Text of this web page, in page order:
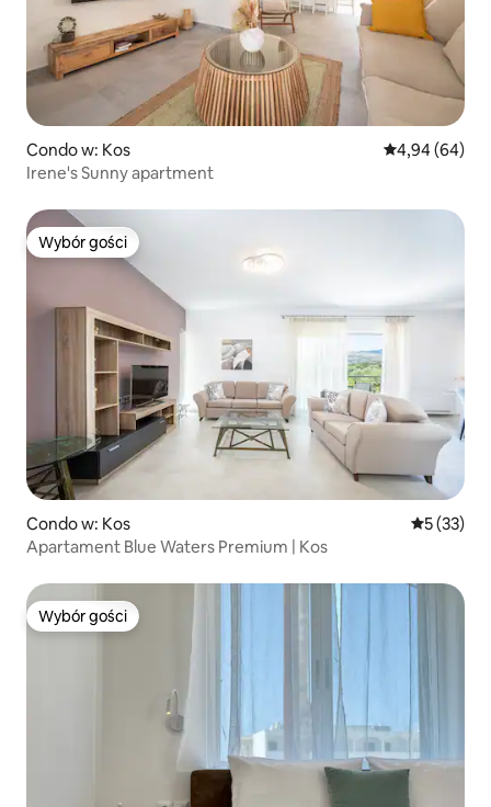
Condo w: Kos Średnia
4,94 (64)
Irene's Sunny apartment
Wybór gości
Wybór gości
Condo w: Kos Średnia
5 (33)
Apartament Blue Waters Premium | Kos
Wybór gości
Wybór gości